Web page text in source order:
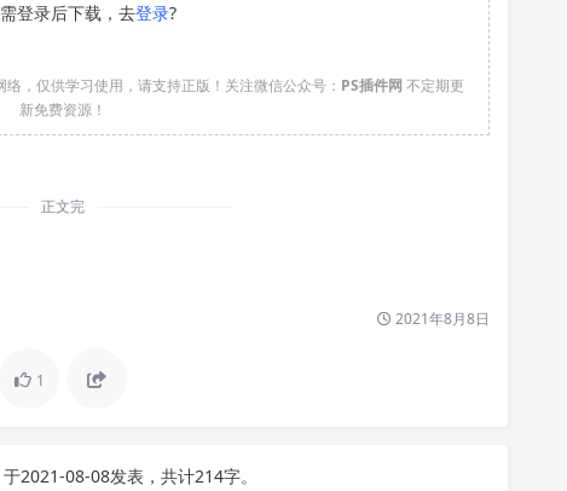
登录后下载，去登录?
，仅供学习使用，请支持正版！关注微信公众号： PS插件网 不定期更
新免费资源！
正文完
2021年8月8日
1
于2021-08-08发表，共计214字。